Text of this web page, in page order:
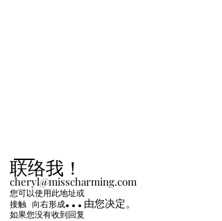
联络我！
cheryl@misscharming.com
您可以使用此地址或
接触 向右形成...由您决定。
如果您没有收到回复